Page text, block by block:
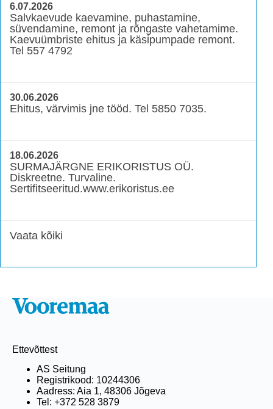
6.07.2026
Salvkaevude kaevamine, puhastamine,
süvendamine, remont ja rõngaste vahetamime.
Kaevuümbriste ehitus ja käsipumpade remont.
Tel 557 4792
30.06.2026
Ehitus, värvimis jne tööd. Tel 5850 7035.
18.06.2026
SURMAJÄRGNE ERIKORISTUS OÜ.
Diskreetne. Turvaline.
Sertifitseeritud.www.erikoristus.ee
Vaata kõiki
Ettevõttest
AS Seitung
Registrikood: 10244306
Aadress: Aia 1, 48306 Jõgeva
Tel: +372 528 3879